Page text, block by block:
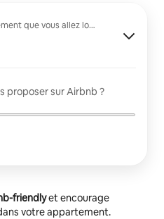
que vous allez louer ?
proposer sur Airbnb ?
friendlyet encourage
votre appartement.